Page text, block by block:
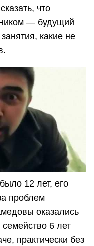
что
— будущий
какие не
12 лет, его
проблем
оказались
6 лет
практически без